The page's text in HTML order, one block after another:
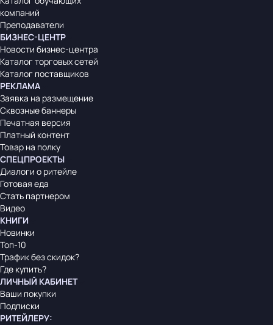
компаний
Преподаватели
БИЗНЕС-ЦЕНТР
Новости бизнес-центра
Каталог торговых сетей
Каталог поставщиков
РЕКЛАМА
Заявка на размещение
Сквозные баннеры
Печатная версия
Платный контент
Товар на полку
СПЕЦПРОЕКТЫ
Диалоги о ритейле
Готовая еда
Стать партнером
Видео
КНИГИ
Новинки
Топ-10
Трафик без скидок?
Где купить?
ЛИЧНЫЙ КАБИНЕТ
Ваши покупки
Подписки
РИТЕЙЛЕРУ: